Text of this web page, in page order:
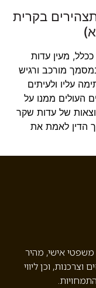
בקרית
מעין עדות
מורכב ורגיש
עליו ולעיתים
העולים ממנו על
של עדות שקר
הדין לאמת את
משפטי אישי, מהיר
וצרכנות, וכן ליווי